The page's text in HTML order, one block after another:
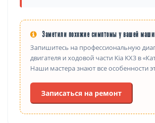
Заметили похожие симптомы у вашей
Запишитесь на профессиональную
двигателя и ходовой части Kia KX3 в
Наши мастера знают все особенности
Записаться на ремонт